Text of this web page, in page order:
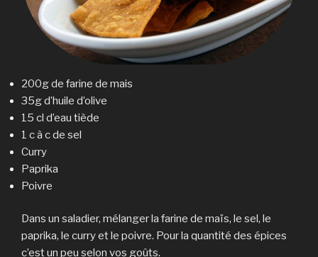
200g de farine de mais
35g d’huile d’olive
15 cl d’eau tiède
1 c à c de sel
Curry
Paprika
Poivre
Dans un saladier, mélanger la farine de maïs, le sel, le
paprika, le curry et le poivre. Pour la quantité des épices
c’est un peu selon vos goûts.